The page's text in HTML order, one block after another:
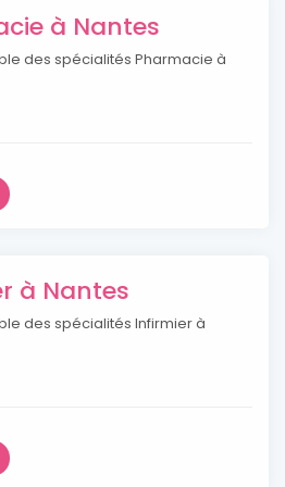
à Nantes
des spécialités Pharmacie à
à Nantes
des spécialités Infirmier à